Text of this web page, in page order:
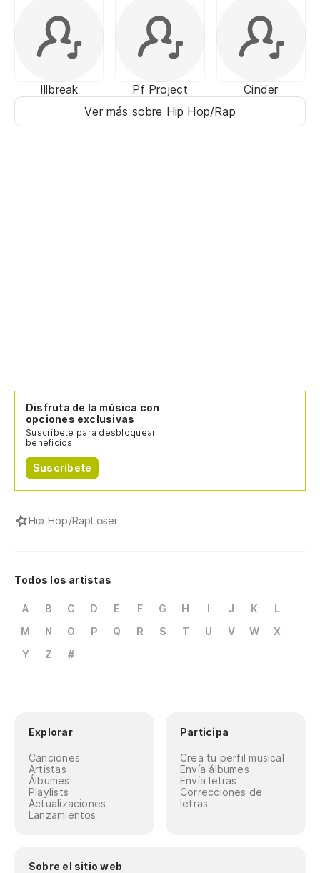
Illbreak Pf Project
Cinder
Ver más sobre Hip Hop/Rap
Disfruta de la música con
opciones exclusivas
Suscríbete para desbloquear
beneficios.
Suscríbete
Hip Hop/RapLoser
Todos los artistas
A B C D E F G H I J K
L
M
N O P Q R S T U V W
X
Y
Z #
Explorar
Canciones
Artistas
Álbumes
Playlists
Actualizaciones
Lanzamientos
Participa
Crea tu perfil musical
Envía álbumes
Envía letras
Correcciones de
letras
Sobre el sitio web